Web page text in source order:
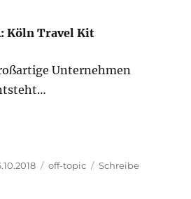
Köln Travel Kit
Unternehmen
Köln Travel Kit“
Kategorien
off-topic
Schreibe